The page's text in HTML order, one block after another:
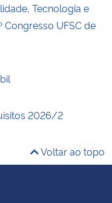
Tecnologia e
Congresso UFSC de
2026/2
Voltar ao topo